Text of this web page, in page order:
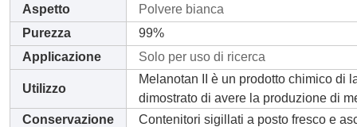
Aspetto
Polvere bianca
Purezza
99%
Applicazione
Solo per uso di ricerca
Utilizzo
Melanotan II è un prodotto chimico di
dimostrato di avere la produzione di
Conservazione
Contenitori sigillati a posto fresco e